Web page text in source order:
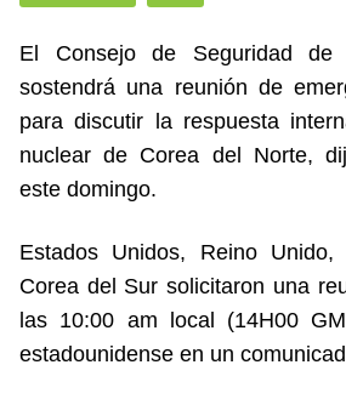
El Consejo de Seguridad de
sostendrá una reunión de
para discutir la respuesta
nuclear de Corea del Norte,
este domingo.
Estados Unidos, Reino
Corea del Sur solicitaron una
las 10:00 am local (14H00
estadounidense en un